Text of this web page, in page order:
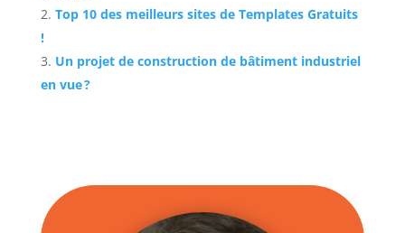
Top 10 des meilleurs sites de Templates Gratuits
!
Un projet de construction de bâtiment industriel
en vue ?